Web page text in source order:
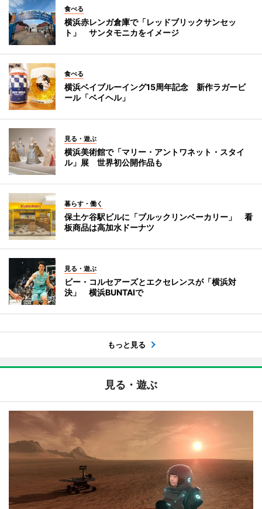
食べる
横浜赤レンガ倉庫で「レッドブリックサンセッ
ト」 サンタモニカをイメージ
食べる
横浜ベイブルーイング15周年記念 新作ラガービ
ール「ベイヘル」
見る・遊ぶ
横浜美術館で「マリー・アントワネット・スタイ
ル」展 世界初公開作品も
暮らす・働く
保土ケ谷駅ビルに「ブルックリンベーカリー」 看
板商品は高加水ドーナツ
見る・遊ぶ
ビー・コルセアーズとエクセレンスが「横浜対
決」 横浜BUNTAIで
もっと見る
見る・遊ぶ